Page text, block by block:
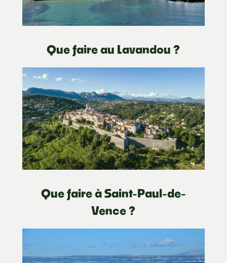
Que faire au Lavandou ?
Que faire à Saint-Paul-de-
Vence ?